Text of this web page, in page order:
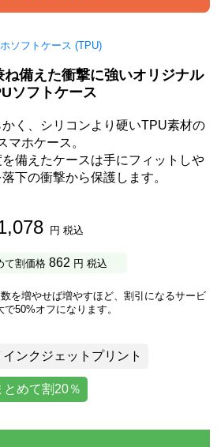
ソフトケース (TPU)
備えた衝撃に強いオリジナル
ソフトケース
く、シリコンより硬いTPU素材の
マホケース。
備えたケースは手にフィットしや
下の衝撃から保護します。
円 税込
て割価格 862円 税込
を増やせば増やすほど、割引になるサービ
で50%オフになります。
インクジェットプリント
とめて割20％